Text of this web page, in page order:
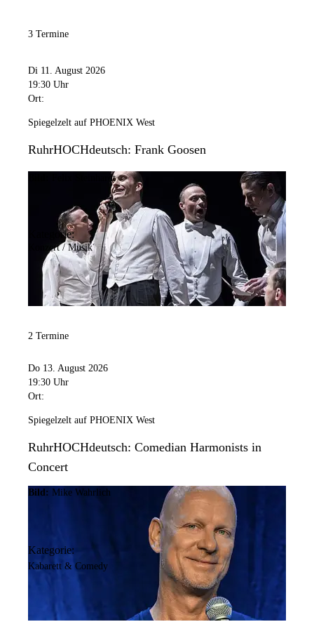
3 Termine
Di 11. August 2026
19:30 Uhr
Ort:
Spiegelzelt auf PHOENIX West
RuhrHOCHdeutsch: Frank Goosen
Felix Steinhardt
Kategorie:
Konzert / Musik
2 Termine
Do 13. August 2026
19:30 Uhr
Ort:
Spiegelzelt auf PHOENIX West
RuhrHOCHdeutsch: Comedian Harmonists in
Concert
Bild: Mike Wahrlich
Kategorie:
Kabarett & Comedy